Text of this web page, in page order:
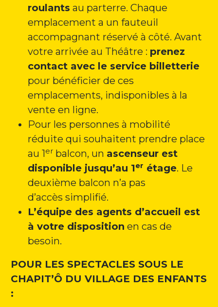
roulants au parterre. Chaque
emplacement a un fauteuil
accompagnant réservé à côté. Avant
votre arrivée au Théâtre : prenez
contact avec le service billetterie
pour bénéficier de ces
emplacements, indisponibles à la
vente en ligne.
Pour les personnes à mobilité
réduite qui souhaitent prendre place
au 1 erbalcon, un ascenseur est
disponible jusqu’au 1er étage. Le
deuxième balcon n’a pas
d’accès simplifié.
L’équipe des agents d’accueil est
à votre disposition en cas de
besoin.
POUR LES SPECTACLES SOUS LE
CHAPIT’Ô DU VILLAGE DES ENFANTS
: